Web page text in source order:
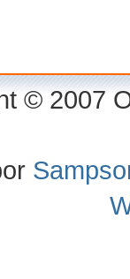
© 2007